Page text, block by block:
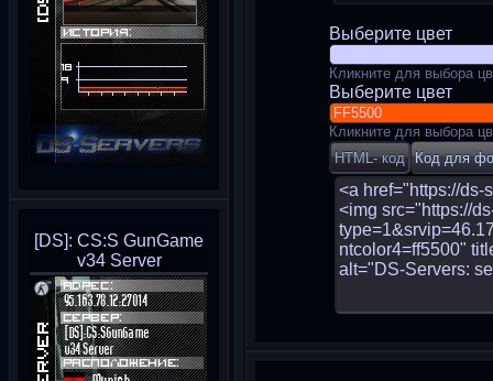
[DS]: CS:S GunGame
v34 Server
Выберите цвет
Кликните для выбора
Выберите цвет
Кликните для выбора